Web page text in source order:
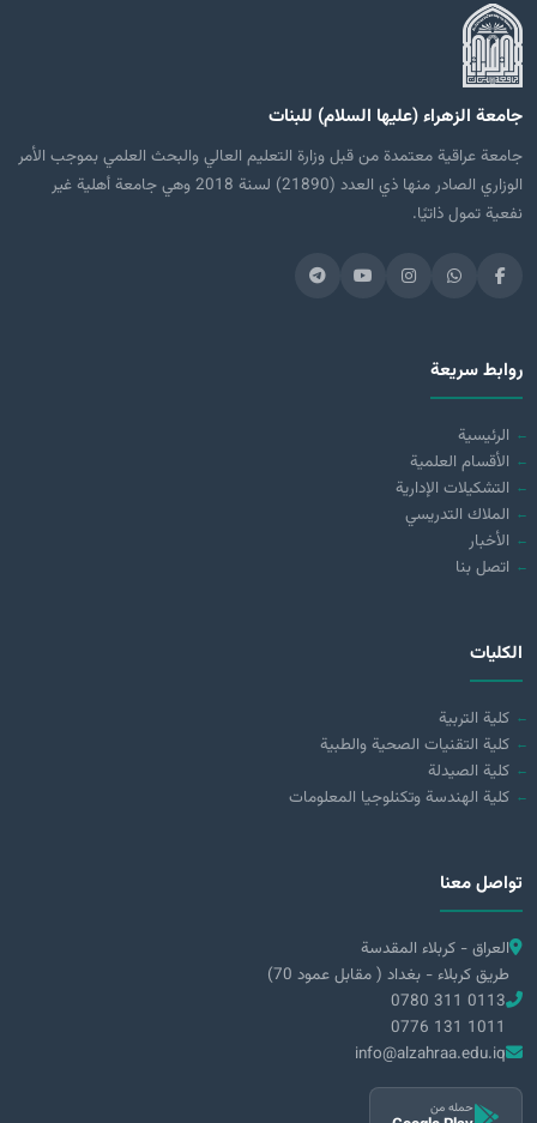
جامعة الزهراء (عليها السلام) للبنات
جامعة عراقية معتمدة من قبل وزارة التعليم العالي والبحث العلمي بموجب الأمر
الوزاري الصادر منها ذي العدد (21890) لسنة 2018 وهي جامعة أهلية غير
نفعية تمول ذاتيًا.
روابط سريعة
الرئيسية
الأقسام العلمية
التشكيلات الإدارية
الملاك التدريسي
الأخبار
اتصل بنا
الكليات
كلية التربية
كلية التقنيات الصحية والطبية
كلية الصيدلة
كلية الهندسة وتكنلوجيا المعلومات
تواصل معنا
العراق - كربلاء المقدسة
طريق كربلاء - بغداد ( مقابل عمود 70)
0780 311 0113
0776 131 1011
info@alzahraa.edu.iq
حمله من